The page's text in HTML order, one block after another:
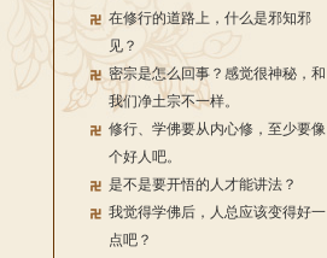
在修行的道路上，什么是邪知邪
见？
密宗是怎么回事？感觉很神秘，和
我们净土宗不一样。
修行、学佛要从内心修，至少要像
个好人吧。
是不是要开悟的人才能讲法？
我觉得学佛后，人总应该变得好一
点吧？